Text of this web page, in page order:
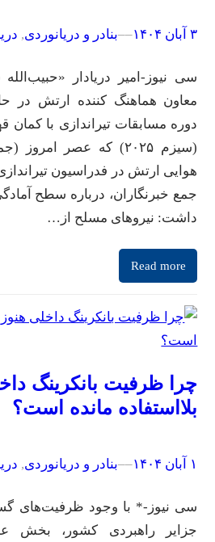
۳ آبان ۱۴۰۴ –
–بنادر و دریانوردی,
سی نیوز-امیر دریادار
معاون هماهنگ کننده ارتش در
دوره مسابقات تیراندازی با
(سیزم ۲۰۲۵) که عصر
هوایی ارتش در فدراسیون
جمع خبرنگاران، درباره سطح
داشت: نیرو‌های مسلح از…
Read more
چرا ظرفیت بانکرینگ
بلااستفاده مانده است؟
۱ آبان ۱۴۰۴ –
–بنادر و دریانوردی,
سی نیوز-* با وجود ظرفیت‌های
جزایر راهبردی کشور، بخش